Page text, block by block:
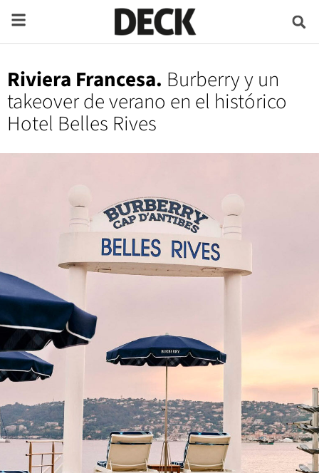
Riviera Francesa. Burberry y un
takeover de verano en el histórico
Hotel Belles Rives